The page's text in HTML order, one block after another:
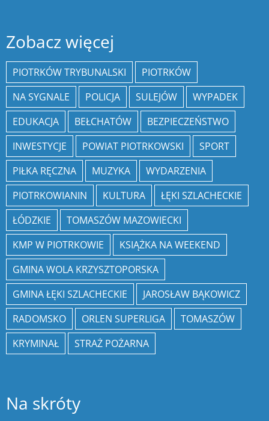
Zobacz więcej
PIOTRKÓW TRYBUNALSKI
PIOTRKÓW
NA SYGNALE
POLICJA SULEJÓW
WYPADEK
EDUKACJA
BEŁCHATÓW
BEZPIECZEŃSTWO
INWESTYCJE
POWIAT PIOTRKOWSKI
SPORT
PIŁKA RĘCZNA
MUZYKA
WYDARZENIA
PIOTRKOWIANIN
KULTURA
ŁĘKI SZLACHECKIE
ŁÓDZKIE
TOMASZÓW MAZOWIECKI
KMP W PIOTRKOWIE
KSIĄŻKA NA WEEKEND
GMINA WOLA KRZYSZTOPORSKA
GMINA ŁĘKI SZLACHECKIE
JAROSŁAW BĄKOWICZ
RADOMSKO
ORLEN SUPERLIGA
TOMASZÓW
KRYMINAŁ
STRAŻ POŻARNA
Na skróty